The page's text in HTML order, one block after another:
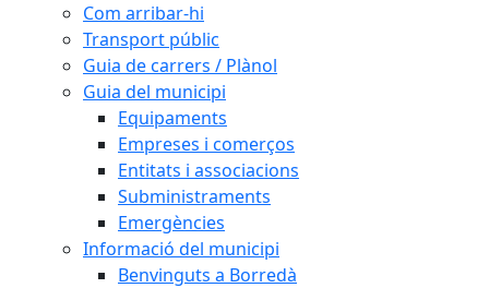
Com arribar-hi
Transport públic
Guia de carrers / Plànol
Guia del municipi
Equipaments
Empreses i comerços
Entitats i associacions
Subministraments
Emergències
Informació del municipi
Benvinguts a Borredà